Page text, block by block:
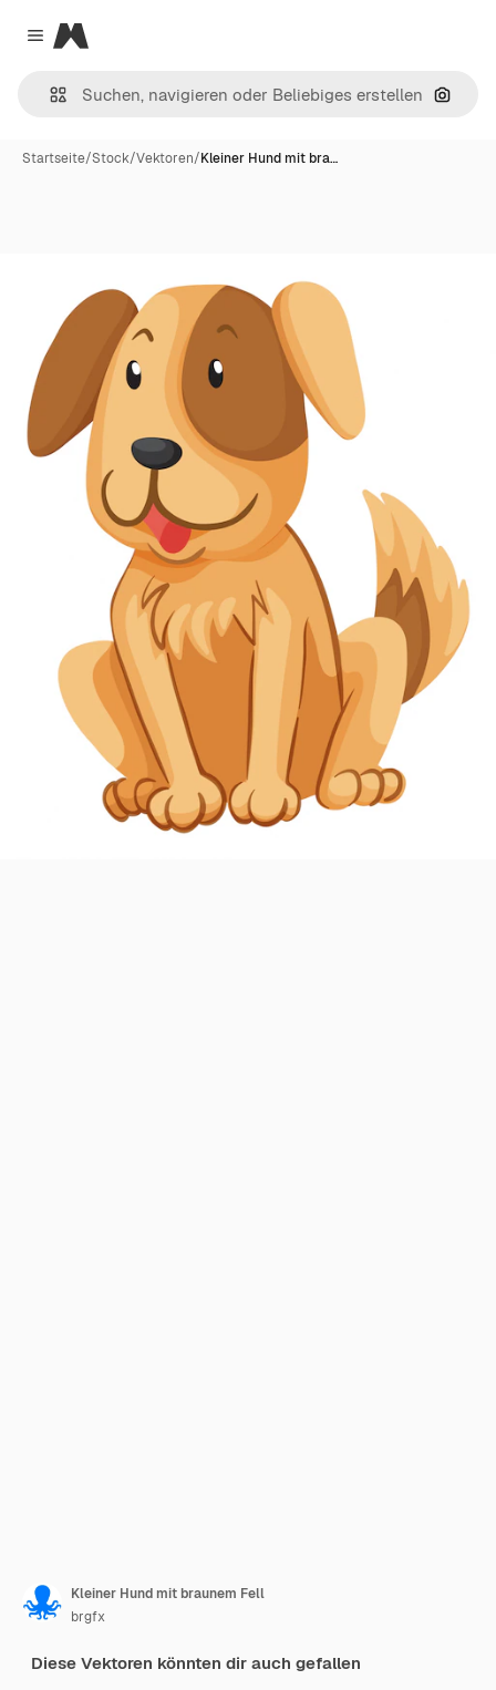
Close menu
Magnific
Nach
Startseite/Stock/Vektoren/Kleiner Hund mit bra…
Kleiner Hund mit braunem Fell
brgfx
Diese Vektoren könnten dir auch gefallen